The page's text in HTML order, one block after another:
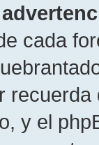
cada
y el